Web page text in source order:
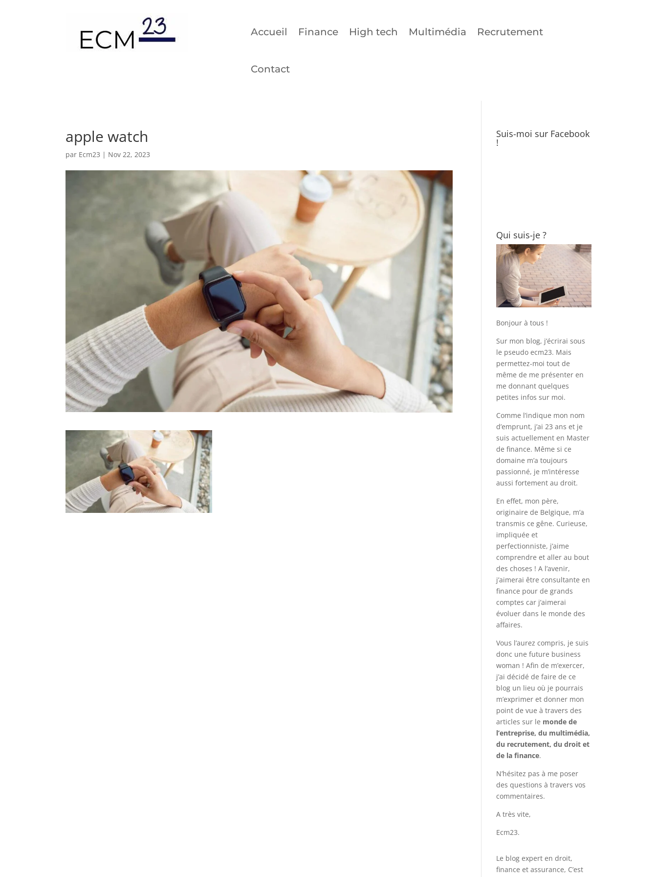
Accueil Finance High tech Multimédia Recrutement
Contact
apple watch
par Ecm23 | Nov 22, 2023
Suis-moi sur Facebook
!
Qui suis-je ?
Bonjour à tous !
Sur mon blog, j’écrirai sous
le pseudo ecm23. Mais
permettez-moi tout de
même de me présenter en
me donnant quelques
petites infos sur moi.
Comme l’indique mon nom
d’emprunt, j’ai 23 ans et je
suis actuellement en Master
de finance. Même si ce
domaine m’a toujours
passionné, je m’intéresse
aussi fortement au droit.
En effet, mon père,
originaire de Belgique, m’a
transmis ce gêne. Curieuse,
impliquée et
perfectionniste, j’aime
comprendre et aller au bout
des choses ! A l’avenir,
j’aimerai être consultante en
finance pour de grands
comptes car j’aimerai
évoluer dans le monde des
affaires.
Vous l’aurez compris, je suis
donc une future business
woman ! Afin de m’exercer,
j’ai décidé de faire de ce
blog un lieu où je pourrais
m’exprimer et donner mon
point de vue à travers des
articles sur le monde de
l’entreprise, du multimédia,
du recrutement, du droit et
de la finance.
N’hésitez pas à me poser
des questions à travers vos
commentaires.
A très vite,
Ecm23.
Le blog expert en droit,
finance et assurance, C’est